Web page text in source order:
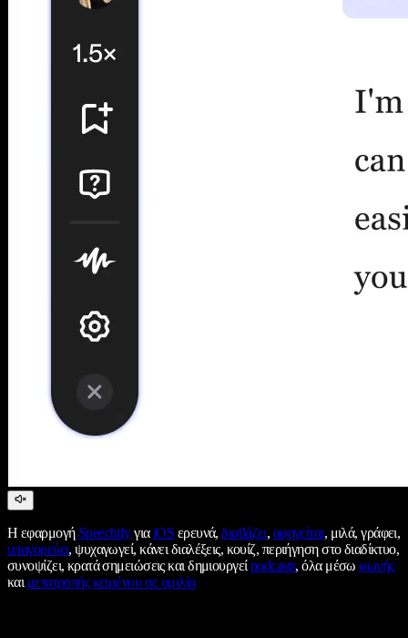
Η εφαρμογή SpeechifyγιαiOS ερευνά,διαβάζει, αφηγείται, μιλά, γράφει,
υπαγορεύει, ψυχαγωγεί, κάνει διαλέξεις, κουίζ, περιήγηση στο διαδίκτυο,
συνοψίζει, κρατά σημειώσεις και δημιουργείpodcasts, όλα μέσωφωνής
καιμετατροπής κειμένου σε ομιλία